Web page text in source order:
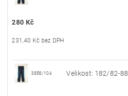
280 Kč
231,40 Kč bez DPH
3858/104 Velikost: 182/82-88